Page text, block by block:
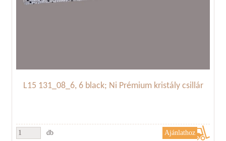
L15 131_08_6, 6 black; Ni Prémium kristály csillár
db